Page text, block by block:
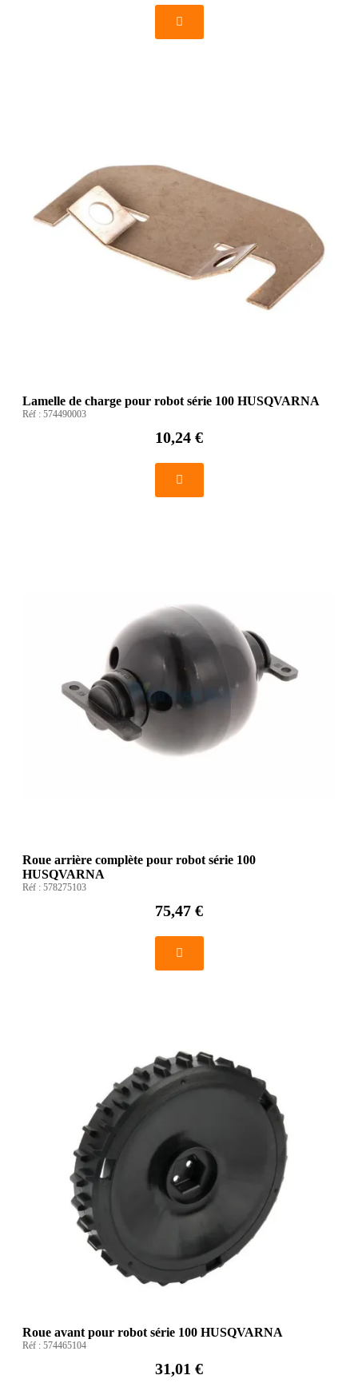
Lamelle de charge pour robot série 100 HUSQVARNA
Réf : 574490003
10,24 €
Roue arrière complète pour robot série 100
HUSQVARNA
Réf : 578275103
75,47 €
Roue avant pour robot série 100 HUSQVARNA
Réf : 574465104
31,01 €